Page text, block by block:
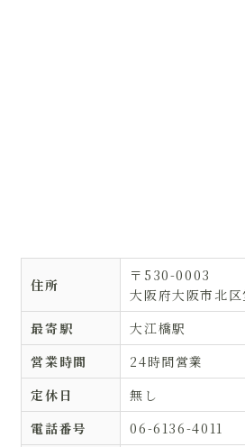
住所
〒530-0003
大阪府大阪市北
最寄駅
大江橋駅
営業時間
24時間営業
定休日
無し
電話番号
06-6136-4011